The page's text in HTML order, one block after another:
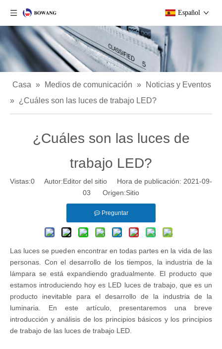
Español
Casa » Medios de comunicación »
Noticias y Eventos
» ¿Cuáles son las luces de trabajo LED?
¿Cuáles son las luces de
trabajo LED?
Vistas:0 Autor:Editor del sitio Hora de publicación: 2021-09-
03 Origen:Sitio
Preguntar
Las luces se pueden encontrar en todas partes en la vida de las
personas. Con el desarrollo de los tiempos, la industria de la
lámpara se está expandiendo gradualmente. El producto que
estamos introduciendo hoy es LED luces de trabajo, que es un
producto inevitable para el desarrollo de la industria de la
luminaria. En este artículo, presentaremos una breve
introducción y análisis de los principios básicos y los principios
de trabajo de las luces de trabajo LED.